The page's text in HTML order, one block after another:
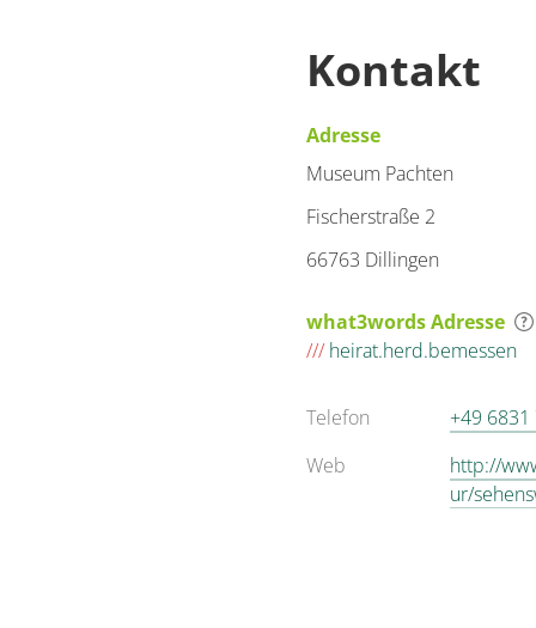
Kontakt
Adresse
Museum Pachten
Fischerstraße 2
66763 Dillingen
what3words Adresse
/// heirat.herd.bemessen
Telefon
+49 6831
Web
http://
ur/